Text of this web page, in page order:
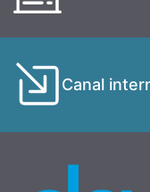
Canal